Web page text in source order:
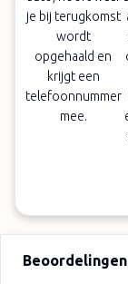
je bij terugkomst
wordt
opgehaald en
krijgt een
telefoonnummer
mee.
Beoordelingen